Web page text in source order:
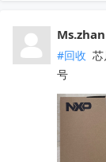
Ms.zhan
#回收
号